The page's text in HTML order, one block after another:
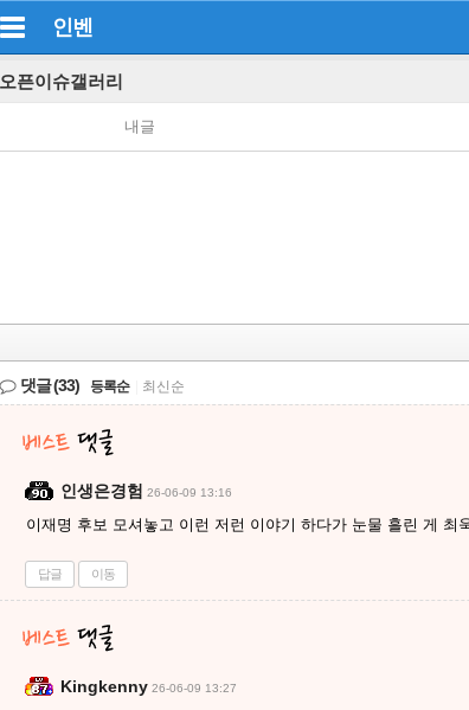
인벤
오픈이슈갤러리
내글
댓글(33) 등록순 최신순
인생은경험 26-06-09 13:16
이재명 후보 모셔놓고 이런 저런 이야기 하다가 눈물 흘린 게 최
답글 이동
Kingkenny 26-06-09 13:27